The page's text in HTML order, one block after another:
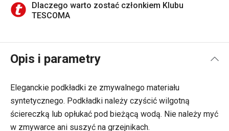
Dlaczego warto zostać członkiem Klubu
TESCOMA
Opis i parametry
Eleganckie podkładki ze zmywalnego materiału
syntetycznego. Podkładki należy czyścić wilgotną
ściereczką lub opłukać pod bieżącą wodą. Nie należy myć
w zmywarce ani suszyć na grzejnikach.